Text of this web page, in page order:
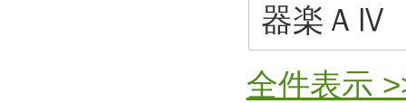
器楽ＡⅣ
全件表示